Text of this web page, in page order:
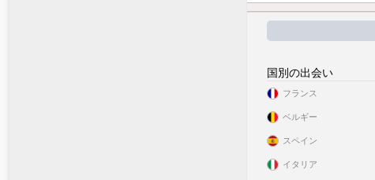
国別の出会い
フランス
ベルギー
スペイン
イタリア